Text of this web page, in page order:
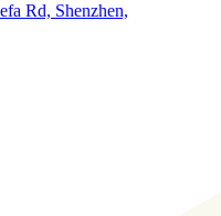
Rd, Shenzhen,